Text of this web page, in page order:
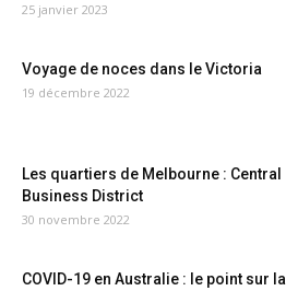
25 janvier 2023
Voyage de noces dans le Victoria
19 décembre 2022
Les quartiers de Melbourne : Central
Business District
30 novembre 2022
COVID-19 en Australie : le point sur la